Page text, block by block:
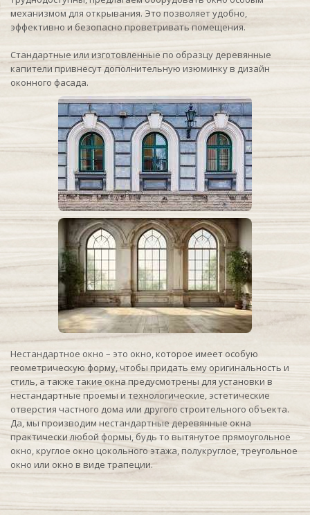
механизмом для открывания. Это позволяет удобно,
эффективно и безопасно проветривать помещения.
Стандартные или изготовленные по образцу деревянные
капители привнесут дополнительную изюминку в дизайн
оконного фасада.
Нестандартное окно – это окно, которое имеет особую
геометрическую форму, чтобы придать ему оригинальность и
стиль, а также такие окна предусмотрены для установки в
нестандартные проемы и технологические, эстетические
отверстия частного дома или другого строительного объекта.
Да, мы производим нестандартные деревянные окна
практически любой формы, будь то вытянутое прямоугольное
окно, круглое окно цокольного этажа, полукруглое, треугольное
окно или окно в виде трапеции.